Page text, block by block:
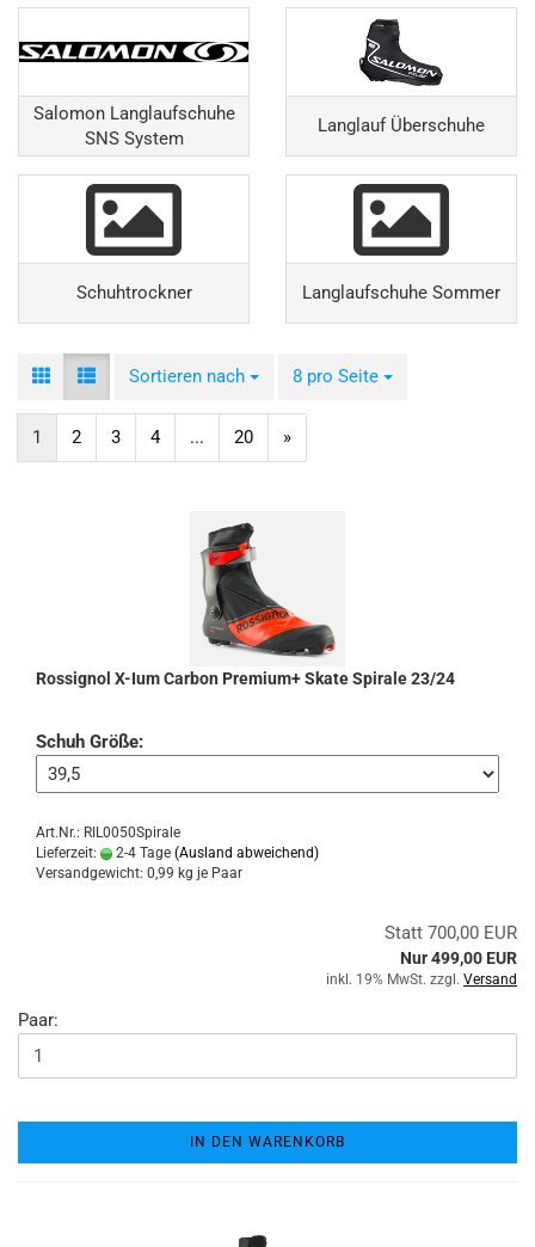
Salomon Langlaufschuhe
SNS System
Langlauf Überschuhe
Schuhtrockner Langlaufschuhe Sommer
Sortieren nach
Sortieren nach 8 pro Seite
pro Seite
1 2 3 4 ... 20 »
Rossignol X-Ium Carbon Premium+ Skate Spirale 23/24
Schuh Größe:
Art.Nr.: RIL0050Spirale
Lieferzeit:
2-4 Tage (Ausland abweichend)
Versandgewicht: 0,99 kg je Paar
Statt 700,00 EUR
Nur 499,00 EUR
inkl. 19% MwSt. zzgl. Versand
Paar:
IN DEN WARENKORB